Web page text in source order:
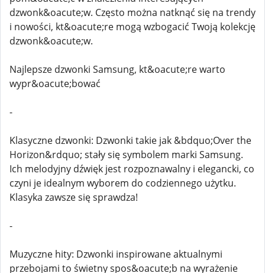
dzwonk&oacute;w. Często można natknąć się na trendy
i nowości, kt&oacute;re mogą wzbogacić Twoją kolekcję
dzwonk&oacute;w.
Najlepsze dzwonki Samsung, kt&oacute;re warto
wypr&oacute;bować
-
Klasyczne dzwonki: Dzwonki takie jak &bdquo;Over the
Horizon&rdquo; stały się symbolem marki Samsung.
Ich melodyjny dźwięk jest rozpoznawalny i elegancki, co
czyni je idealnym wyborem do codziennego użytku.
Klasyka zawsze się sprawdza!
-
Muzyczne hity: Dzwonki inspirowane aktualnymi
przebojami to świetny spos&oacute;b na wyrażenie